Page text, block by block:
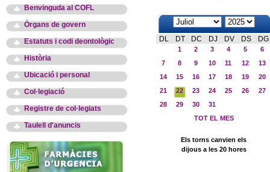
Benvinguda al COFL
Òrgans de govern
Estatuts i codi deontològic
Història
Ubicació i personal
Col·legiació
Registre de col·legiats
Taulell d'anuncis
DL DT DC DJ DV DS DG
1 2 3 4 5
6
7
8 9 10 11 12
13
14
15 16 17 18 19
20
21
22 23 24 25 26
27
28
29 30
31
TOT EL MES
Els torns canvien els
dijous a les 20 hores